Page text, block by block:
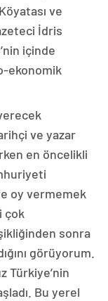
ve
İdris
içinde
ekonomik
ve yazar
en öncelikli
oy vermemek
çok
sonra
görüyorum.
Türkiye’nin
Bu yerel